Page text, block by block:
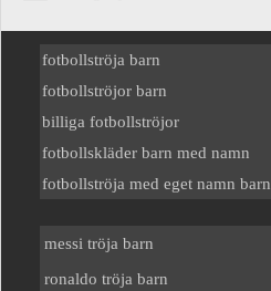
fotbollströja barn
fotbollströjor barn
billiga fotbollströjor
fotbollskläder barn med namn
fotbollströja med eget namn barn
messi tröja barn
ronaldo tröja barn